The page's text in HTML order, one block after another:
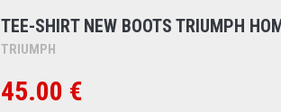
TEE-SHIRT NEW BOOTS TRIUMPH
TRIUMPH
45.00 €